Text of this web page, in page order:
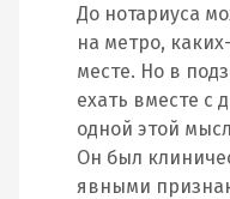
До нотариуса
на метро,
месте. Но в
ехать вместе с
одной этой
Он был
явными